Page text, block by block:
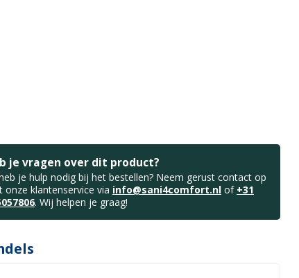
je vragen over dit product?
je hulp nodig bij het bestellen? Neem gerust contact op
onze klantenservice via info@sani4comfort.nl of +31
. Wij helpen je graag!